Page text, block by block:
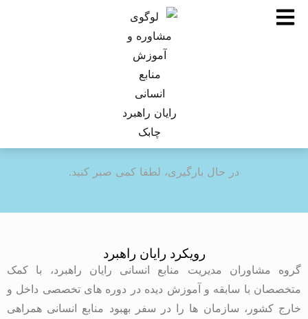
در حال بارگیری، لطفا کمی صبر کنید.
رویکرد رایان راهبرد
گروه مشاوران مدیریت منابع انسانی رایان راهبرد، با کمک
متخصصان با سابقه و آموزش دیده در دوره های تخصصی داخل و
خارج کشور، سازمان ها را در سفر بهبود منابع انسانی همراهی